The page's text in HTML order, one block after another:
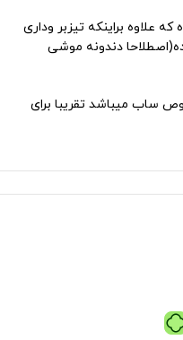
علاوه براینکه تیزبر وداری
دندونه موشی
ساب میباشد تقریبا برای